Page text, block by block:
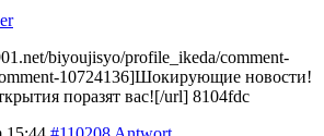
biyoujisyo/profile_ikeda/comment-
10724136]Шокирующие новости!
поразят вас![/url] 8104fdc